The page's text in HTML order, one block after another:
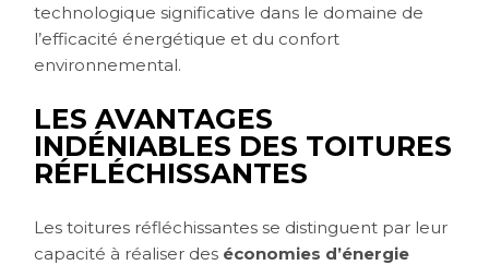
technologique significative dans le domaine de
l’efficacité énergétique et du confort
environnemental.
LES AVANTAGES
INDÉNIABLES DES TOITURES
RÉFLÉCHISSANTES
Les toitures réfléchissantes se distinguent par leur
capacité à réaliser des économies d’énergie